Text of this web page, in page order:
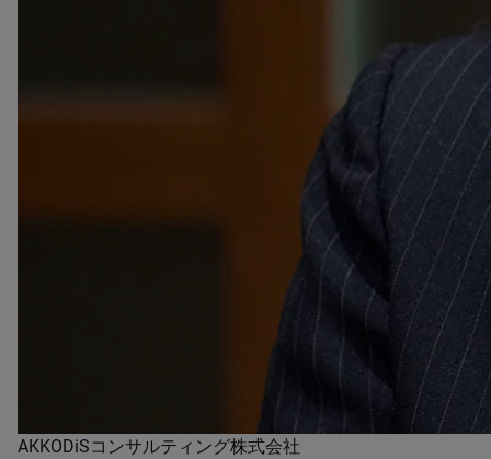
AKKODiSコンサルティング株式会社